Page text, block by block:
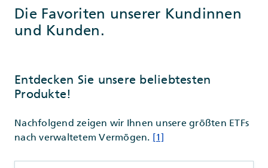
Die Favoriten unserer Kundinnen
und Kunden.
Entdecken Sie unsere beliebtesten
Produkte!
Nachfolgend zeigen wir Ihnen unsere größten ETFs
nach verwaltetem Vermögen. [1]